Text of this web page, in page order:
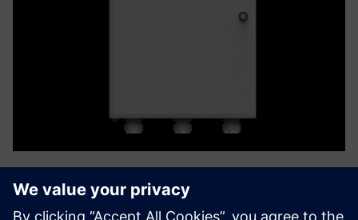
6E iBHMS for Batteries
Kontinuirano praćenje UPS-a i stanja baterije ključno je za